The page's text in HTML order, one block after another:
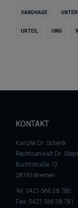
SANDHAGE
URTEIL UWG
KONTAKT
Kanzlei Dr. Schenk
Rechtsanwalt Dr.
Buchtstraße 13
28195 Bremen
Tel: 0421 566 38 780
Fax: 0421 566 38 781